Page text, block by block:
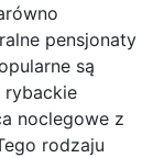
pensjonaty
są
rybackie
noclegowe z
rodzaju